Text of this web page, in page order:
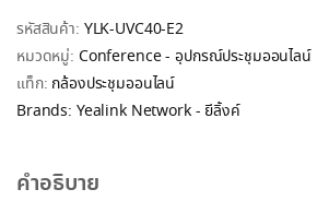
รหัสสินค้า: YLK-UVC40-E2
หมวดหมู่: Conference - อุปกรณ์ประชุมออนไลน์
แท็ก: กล้องประชุมออนไลน์
Brands: Yealink Network - ยีลิ้งค์
คำอธิบาย